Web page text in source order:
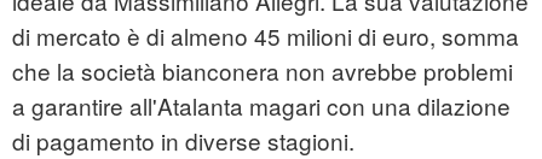
di mercato è di almeno 45 milioni di euro, somma
che la società bianconera non avrebbe problemi
a garantire all'Atalanta magari con una dilazione
di pagamento in diverse stagioni.